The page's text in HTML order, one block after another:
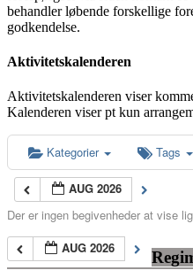
behandler løbende forskellige
godkendelse.
Aktivitetskalenderen
Aktivitetskalenderen viser
Kalenderen viser pt kun
Kategorier Tags
AUG 2026
Der er ingen begivenheder at vise
AUG 2026